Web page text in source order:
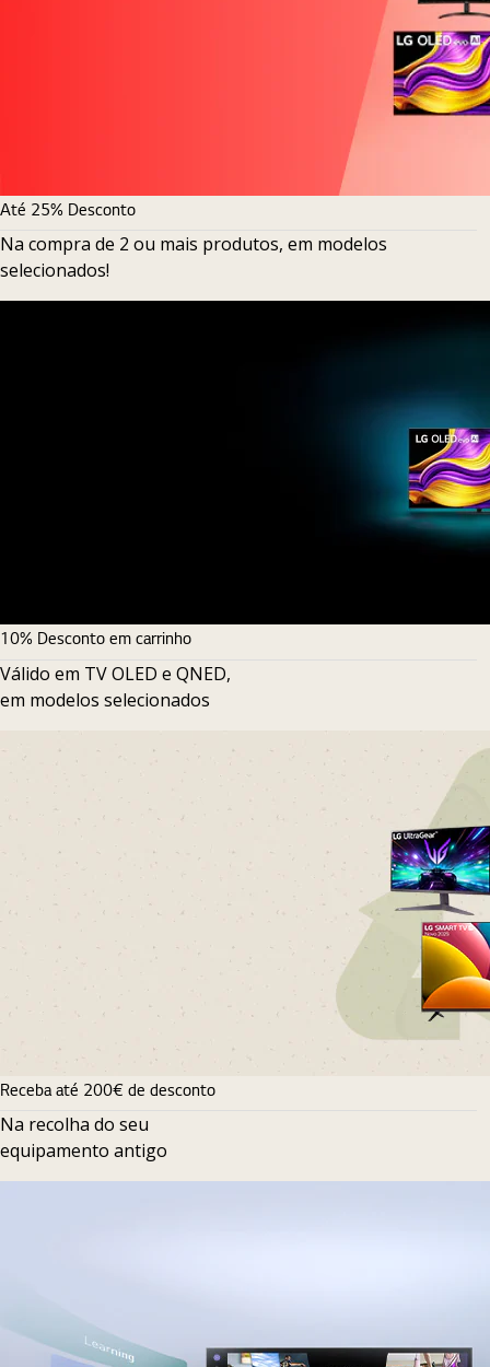
Até 25% Desconto
Na compra de 2 ou mais produtos, em modelos
selecionados!
10% Desconto em carrinho
Válido em TV OLED e QNED,
em modelos selecionados
Receba até 200€ de desconto
Na recolha do seu
equipamento antigo